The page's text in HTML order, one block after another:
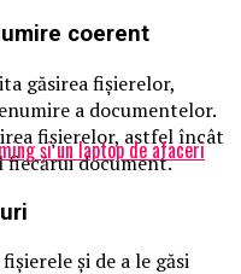
coerent
găsirea fișierelor,
a documentelor.
fișierelor, astfel încât
document.
și de a le găsi
și un laptop de afaceri